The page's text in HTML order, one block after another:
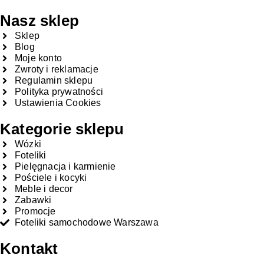
Nasz sklep
Sklep
Blog
Moje konto
Zwroty i reklamacje
Regulamin sklepu
Polityka prywatności
Ustawienia Cookies
Kategorie sklepu
Wózki
Foteliki
Pielęgnacja i karmienie
Pościele i kocyki
Meble i decor
Zabawki
Promocje
Foteliki samochodowe Warszawa
Kontakt